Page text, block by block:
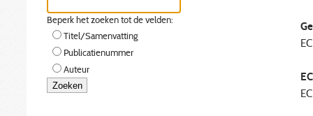
Beperk het zoeken tot de velden:
Titel/Samenvatting
Publicatienummer
Auteur